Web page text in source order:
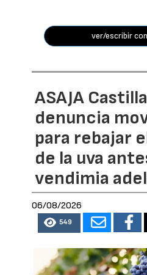
ver/escribir
ASAJA
denuncia
para rebajar
de la uva
vendimia
06/08/2026
549